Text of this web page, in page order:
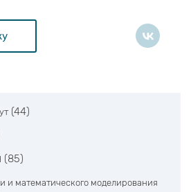
(44)
(85)
и математического моделирования